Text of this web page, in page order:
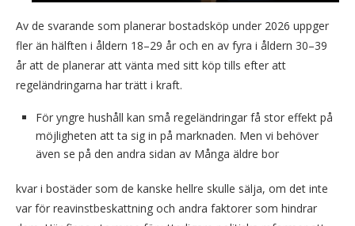
Av de svarande som planerar bostadsköp under 2026 uppger
fler än hälften i åldern 18–29 år och en av fyra i åldern 30–39
år att de planerar att vänta med sitt köp tills efter att
regeländringarna har trätt i kraft.
För yngre hushåll kan små regeländringar få stor effekt på
möjligheten att ta sig in på marknaden. Men vi behöver
även se på den andra sidan av Många äldre bor
kvar i bostäder som de kanske hellre skulle sälja, om det inte
var för reavinstbeskattning och andra faktorer som hindrar